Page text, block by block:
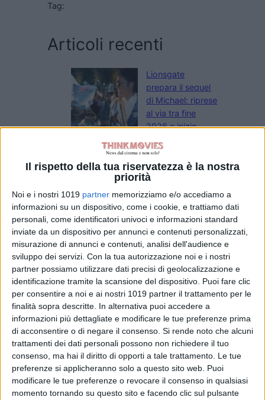
Il rispetto della tua riservatezza è la nostra
priorità
Noi e i nostri 1019 partner memorizziamo e/o accediamo a
informazioni su un dispositivo, come i cookie, e trattiamo dati
personali, come identificatori univoci e informazioni standard
inviate da un dispositivo per annunci e contenuti personalizzati,
misurazione di annunci e contenuti, analisi dell'audience e
sviluppo dei servizi. Con la tua autorizzazione noi e i nostri
partner possiamo utilizzare dati precisi di geolocalizzazione e
identificazione tramite la scansione del dispositivo. Puoi fare clic
per consentire a noi e ai nostri 1019 partner il trattamento per le
finalità sopra descritte. In alternativa puoi accedere a
informazioni più dettagliate e modificare le tue preferenze prima
di acconsentire o di negare il consenso. Si rende noto che alcuni
trattamenti dei dati personali possono non richiedere il tuo
consenso, ma hai il diritto di opporti a tale trattamento. Le tue
preferenze si applicheranno solo a questo sito web. Puoi
modificare le tue preferenze o revocare il consenso in qualsiasi
momento tornando su questo sito e facendo clic sul pulsante
Tag:
Articoli recenti
Lionsgate
prepara il sequel
di Michael: riprese
al via tra fine
2026 e inizio
di Emanuela Giuliani
Il sequel di
Jurassic World
regista Gareth
Edwards
di Emanuela Giuliani
L’Estranea di
Paolo Strippoli
sarà in concorso
al Toronto Film
Festival
di La Redazione
Paramount-
Warner Bros.: il
Regno Unito dà il
via libera
all’operazione
di Emanuela Giuliani
James Gunn